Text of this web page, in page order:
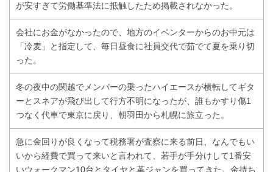
が安すぎて労働基準法に抵触したため掲載されなかった。
会社にお金がなかったので、地方のイベンターからのお中元は
「冷麦」と指定して、毎日昼食に社員交代で茹でて夏を乗り切
った。
冬の夜中の関越でメンバーの乗ったハイエースが横転してギタ
ーとスネアが飛び出して行方不明になったが、誰もかすり傷1
つなく代車で東京に戻り、朝羽田から札幌に旅立った。
急に金回りが良くなって税務署が査察に来る前日、なんでもい
いから経費で買って来いと言われて、若手が手分けして1番安
いウォークマン10台とタイヤと革ジャンを買ってきた。金持ち